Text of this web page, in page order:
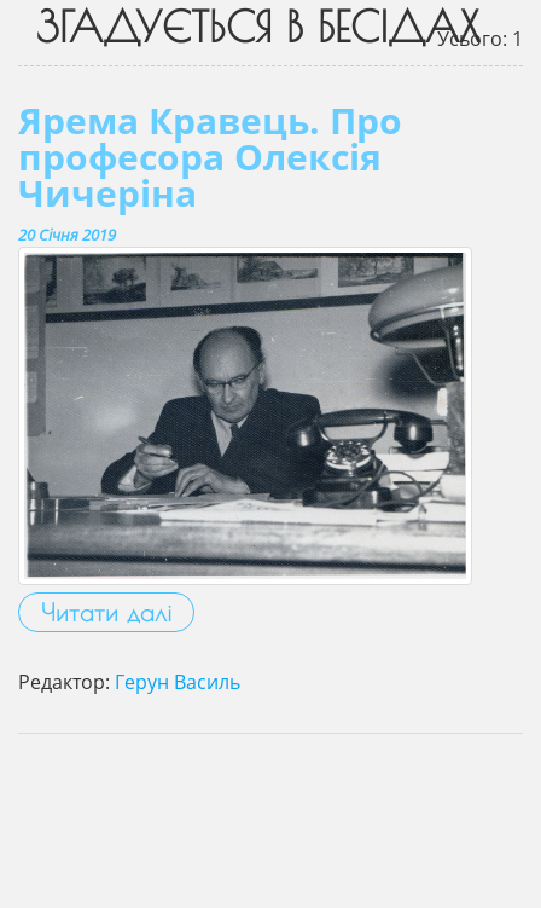
ЗГАДУЄТЬСЯ В БЕСІДАХУсього: 1
Ярема Кравець. Про
професора Олексія
Чичеріна
20 Січня 2019
Читати далі
Редактор: Герун Василь